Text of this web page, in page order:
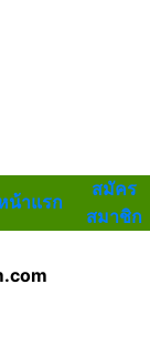
น้าแรก
สมัคร
สมาชิก